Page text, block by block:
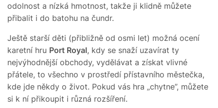
odolnost a nízká hmotnost, takže ji klidně můžete
přibalit i do batohu na čundr.
Ještě starší děti (přibližně od osmi let) možná ocení
karetní hru Port Royal, kdy se snaží uzavírat ty
nejvýhodnější obchody, vydělávat a získat vlivné
přátele, to všechno v prostředí přístavního městečka,
kde jde někdy o život. Pokud vás hra „chytne”, můžete
si k ní přikoupit i různá rozšíření.